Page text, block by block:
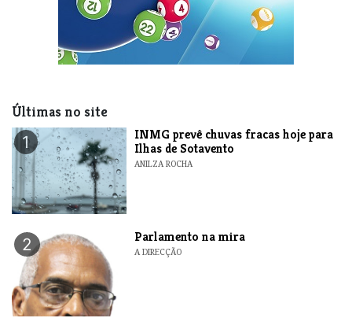
Últimas no site
1
INMG prevê chuvas fracas hoje para
Ilhas de Sotavento
ANILZA ROCHA
2 Parlamento na mira
A DIRECÇÃO